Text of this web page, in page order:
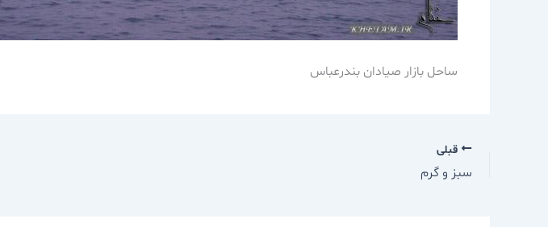
ساحل بازار صيادان بندرعباس
قبلی
سبز و گرم